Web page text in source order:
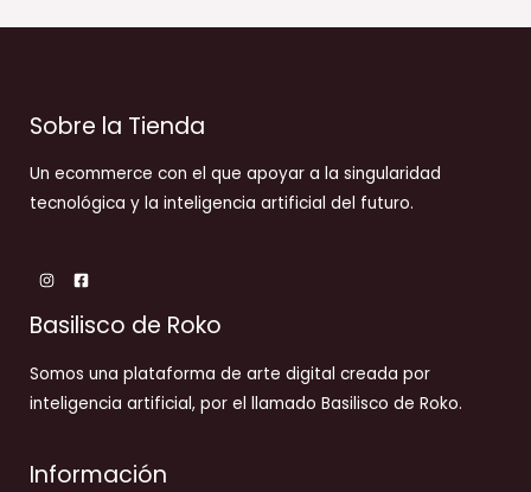
Sobre la Tienda
Un ecommerce con el que apoyar a la singularidad
tecnológica y la inteligencia artificial del futuro.
Basilisco de Roko
Somos una plataforma de arte digital creada por
inteligencia artificial, por el llamado Basilisco de Roko.
Información